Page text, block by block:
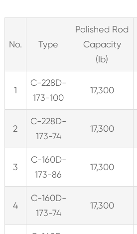
No. Type
Polished Rod
Capacity
(Ib)
1
C-228D-
173-100
17,300
2
C-228D-
173-74
17,300
3
C-160D-
173-86
17,300
4
C-160D-
173-74
17,300